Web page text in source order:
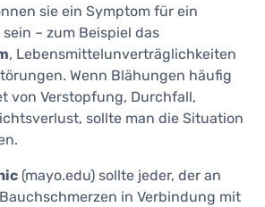
sie ein Symptom für ein
– zum Beispiel das
, Lebensmittelunverträglichkeiten
Wenn Blähungen häufig
von Verstopfung, Durchfall,
sollte man die Situation
(mayo.edu) sollte jeder, der an
in Verbindung mit